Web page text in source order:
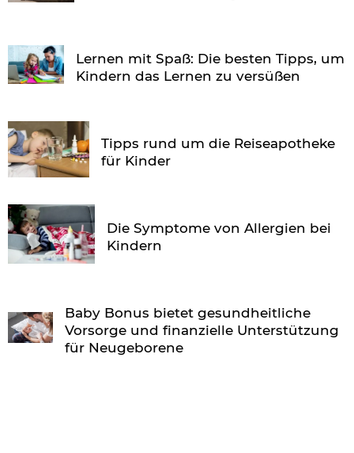
Lernen mit Spaß: Die besten Tipps, um
Kindern das Lernen zu versüßen
Tipps rund um die Reiseapotheke
für Kinder
Die Symptome von Allergien bei
Kindern
Baby Bonus bietet gesundheitliche
Vorsorge und finanzielle Unterstützung
für Neugeborene